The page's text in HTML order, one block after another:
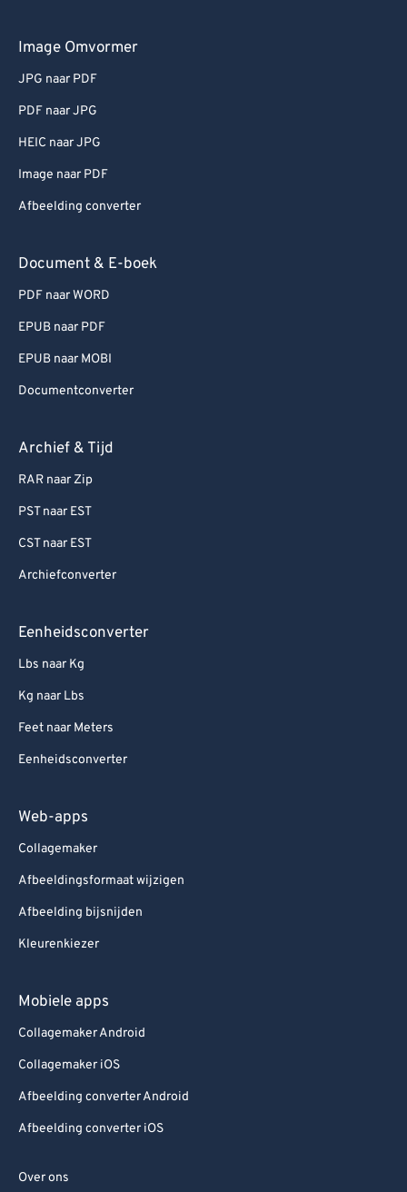
Image Omvormer
JPG naar PDF
PDF naar JPG
HEIC naar JPG
Image naar PDF
Afbeelding converter
Document & E-boek
PDF naar WORD
EPUB naar PDF
EPUB naar MOBI
Documentconverter
Archief & Tijd
RAR naar Zip
PST naar EST
CST naar EST
Archiefconverter
Eenheidsconverter
Lbs naar Kg
Kg naar Lbs
Feet naar Meters
Eenheidsconverter
Web-apps
Collagemaker
Afbeeldingsformaat wijzigen
Afbeelding bijsnijden
Kleurenkiezer
Mobiele apps
Collagemaker Android
Collagemaker iOS
Afbeelding converter Android
Afbeelding converter iOS
Over ons